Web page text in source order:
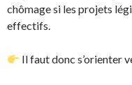
chômage si les projets
effectifs.
Il faut donc s’orienter